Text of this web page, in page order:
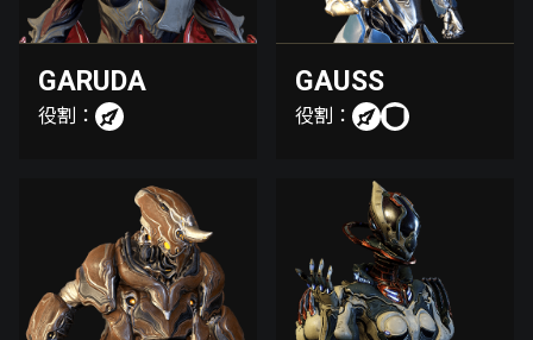
GARUDA
役割：
GAUSS
役割：